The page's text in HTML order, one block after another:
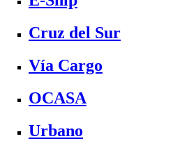
Cruz del Sur
Vía Cargo
OCASA
Urbano